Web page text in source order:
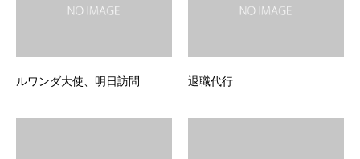
ルワンダ大使、明日訪問 退職代行